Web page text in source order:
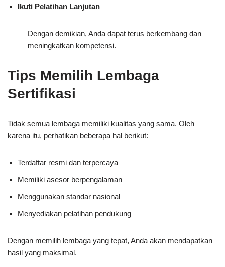
Ikuti Pelatihan Lanjutan
Dengan demikian, Anda dapat terus berkembang dan
meningkatkan kompetensi.
Tips Memilih Lembaga
Sertifikasi
Tidak semua lembaga memiliki kualitas yang sama. Oleh
karena itu, perhatikan beberapa hal berikut:
Terdaftar resmi dan terpercaya
Memiliki asesor berpengalaman
Menggunakan standar nasional
Menyediakan pelatihan pendukung
Dengan memilih lembaga yang tepat, Anda akan mendapatkan
hasil yang maksimal.